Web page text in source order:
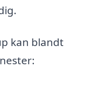
kan blandt